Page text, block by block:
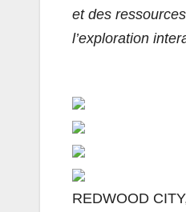
et des
l’exploration
REDWOOD